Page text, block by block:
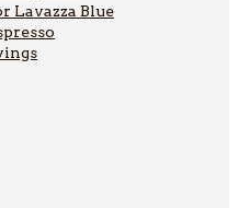
Lavazza Blue